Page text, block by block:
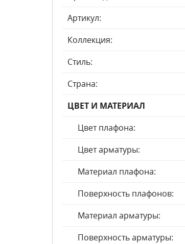
Артикул:
Коллекция:
Стиль:
Страна:
ЦВЕТ И МАТЕРИАЛ
Цвет плафона:
Цвет арматуры:
Материал плафона:
Поверхность плафонов:
Материал арматуры:
Поверхность арматуры: